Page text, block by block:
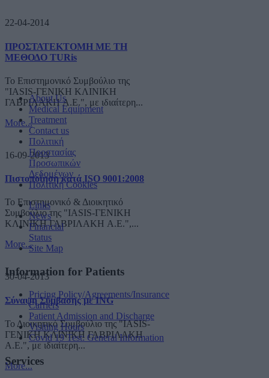
22-04-2014
ΠΡΟΣΤΑΤΕΚΤΟΜΗ ΜΕ ΤΗ
ΜΕΘΟΔΟ TURis
Το Επιστημονικό Συμβούλιο της
"IASIS-ΓΕΝΙΚΗ ΚΛΙΝΙΚΗ
ΓΑΒΡΙΛΑΚΗ A.E.", με ιδιαίτερη...
More...
16-09-2013
Πιστοποίηση κατά ISO 9001:2008
Το Επιστημονικό & Διοικητικό
Συμβούλιο της "IASIS-ΓΕΝΙΚΗ
ΚΛΙΝΙΚΗ ΓΑΒΡΙΛΑΚΗ A.E.",...
More...
30-04-2013
Σύναψη Σύμβασης με ING
Το Διοικητικό Συμβούλιο της "IASIS-
ΓΕΝΙΚΗ ΚΛΙΝΙΚΗ ΓΑΒΡΙΛΑΚΗ
A.E.", με ιδιαίτερη...
More...
About Us
Medical Equipment
Treatment
Contact us
Πολιτική
Προστασίας
Προσωπικών
Δεδομένων
Πολιτική Cookies
Links
News
Financial
Status
Site Map
Information for Patients
Pricing Policy/Agreements/Insurance
Carriers
Patient Admission and Discharge
Visiting Hours
Covid 19 Test: General Information
Services